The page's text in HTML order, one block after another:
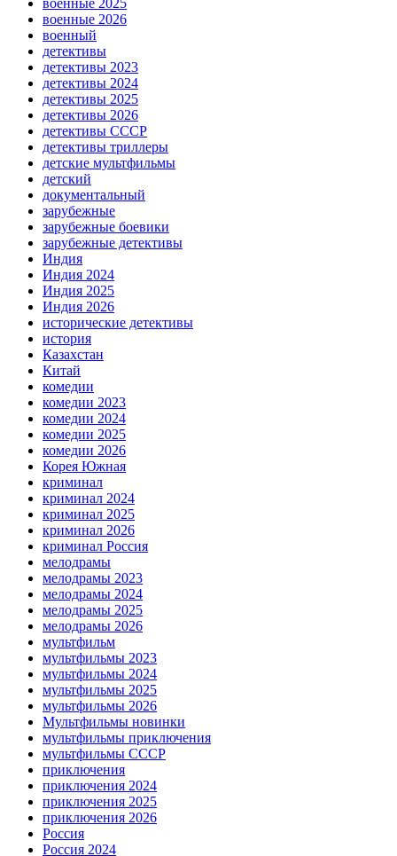
военные 2025
военные 2026
военный
детективы
детективы 2023
детективы 2024
детективы 2025
детективы 2026
детективы СССР
детективы триллеры
детские мультфильмы
детский
документальный
зарубежные
зарубежные боевики
зарубежные детективы
Индия
Индия 2024
Индия 2025
Индия 2026
исторические детективы
история
Казахстан
Китай
комедии
комедии 2023
комедии 2024
комедии 2025
комедии 2026
Корея Южная
криминал
криминал 2024
криминал 2025
криминал 2026
криминал Россия
мелодрамы
мелодрамы 2023
мелодрамы 2024
мелодрамы 2025
мелодрамы 2026
мультфильм
мультфильмы 2023
мультфильмы 2024
мультфильмы 2025
мультфильмы 2026
Мультфильмы новинки
мультфильмы приключения
мультфильмы СССР
приключения
приключения 2024
приключения 2025
приключения 2026
Россия
Россия 2024